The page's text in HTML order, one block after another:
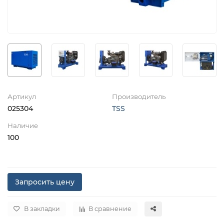
Артикул
025304
Производитель
TSS
Наличие
100
Запросить цену
В закладки В сравнение